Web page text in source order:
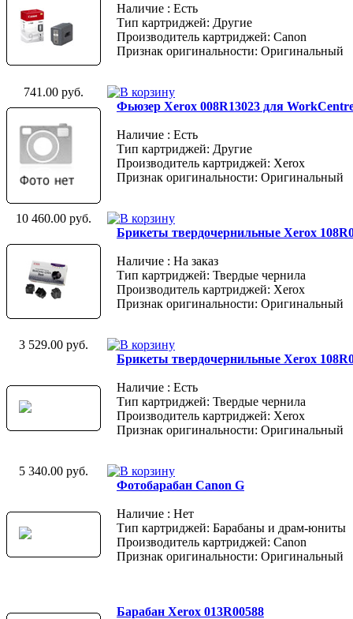
Наличие : Есть
Тип картриджей: Другие
Производитель картриджей: Canon
Признак оригинальности: Оригинальный
741.00 руб.
Фьюзер Xerox 008R13023 для
Наличие : Есть
Тип картриджей: Другие
Производитель картриджей: Xerox
Признак оригинальности: Оригинальный
10 460.00 руб.
Брикеты твердочернильные Xerox
Наличие : На заказ
Тип картриджей: Твердые чернила
Производитель картриджей: Xerox
Признак оригинальности: Оригинальный
3 529.00 руб.
Брикеты твердочернильные Xerox
Наличие : Есть
Тип картриджей: Твердые чернила
Производитель картриджей: Xerox
Признак оригинальности: Оригинальный
5 340.00 руб.
Фотобарабан Canon G
Наличие : Нет
Тип картриджей: Барабаны и драм-юниты
Производитель картриджей: Canon
Признак оригинальности: Оригинальный
Барабан Xerox 013R00588